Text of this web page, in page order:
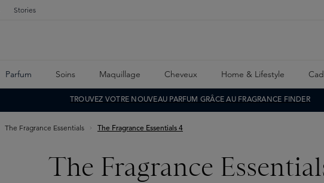
Stories
Parfum Soins Maquillage Cheveux Home & Lifestyle
TROUVEZ VOTRE NOUVEAU PARFUM GRÂCE AU FRAGRANCE FINDER
The Fragrance Essentials The Fragrance Essentials 4
The Fragrance